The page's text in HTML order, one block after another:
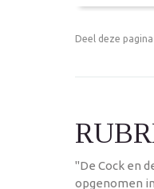
Deel deze pagina
"De Cock en
opgenomen